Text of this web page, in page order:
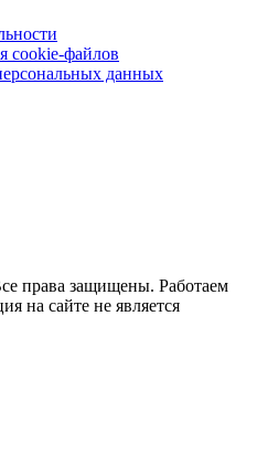
сookie-файлов
данных
права защищены. Работаем
на сайте не является